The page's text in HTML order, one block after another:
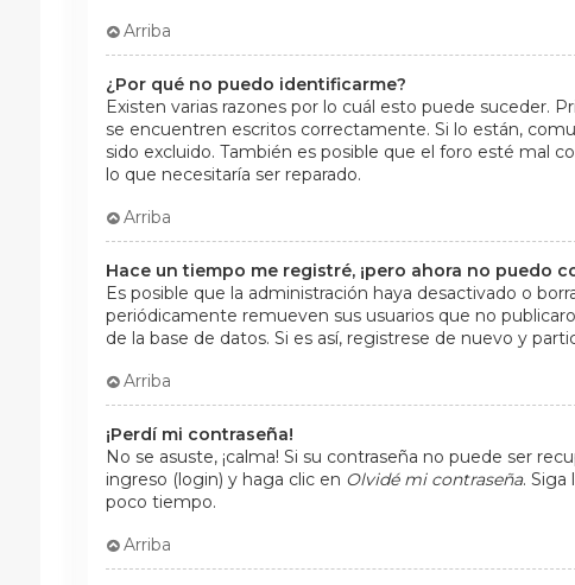
Arriba
¿Por qué no puedo identificarme?
Existen varias razones por lo cuál esto puede suceder.
se encuentren escritos correctamente. Si lo están,
sido excluido. También es posible que el foro esté mal
lo que necesitaría ser reparado.
Arriba
Hace un tiempo me registré, ¡pero ahora no puedo
Es posible que la administración haya desactivado o
periódicamente remueven sus usuarios que no
de la base de datos. Si es así, registrese de nuevo y
Arriba
¡Perdí mi contraseña!
No se asuste, ¡calma! Si su contraseña no puede ser
ingreso (login) y haga clic en Olvidé mi contraseña. Siga
poco tiempo.
Arriba